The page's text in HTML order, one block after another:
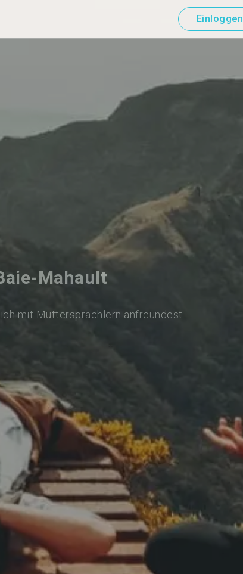
Einloggen
Mahault
mit Muttersprachlern anfreundest